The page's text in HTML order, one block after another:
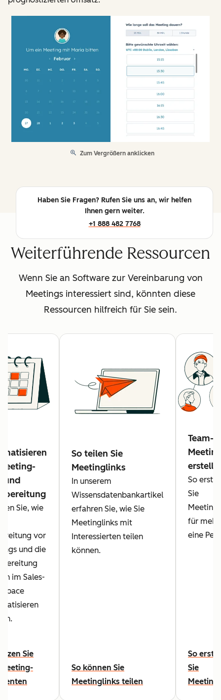
Zum Vergrößern anklicken
Haben Sie Fragen? Rufen Sie uns an, wir helfen
Ihnen gern weiter.
+1 888 482 7768
Weiterführende Ressourcen
Wenn Sie an Software zur Vereinbarung von
Meetings interessiert sind, könnten diese
Ressourcen hilfreich für Sie sein.
und
Sie, wie
vor
und die
im Sales-
Sie
So teilen Sie
Meetinglinks
In unserem
Wissensdatenbankartikel
erfahren Sie, wie Sie
Meetinglinks mit
Interessierten teilen
können.
So können Sie
Meetinglinks teilen
Team-
So
Sie
für mehr
eine
So
Sie